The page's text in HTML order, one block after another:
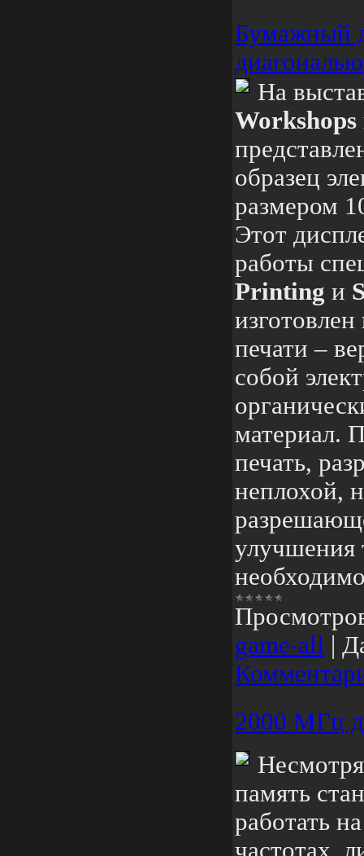
Бумажный
диагональю
На
Workshops
образец
размером
Этот
работы
Printing и
печати –
собой
материал.
печать,
неплохой,
улучшения
game-all
2000 МГц
память
работать
частотах,